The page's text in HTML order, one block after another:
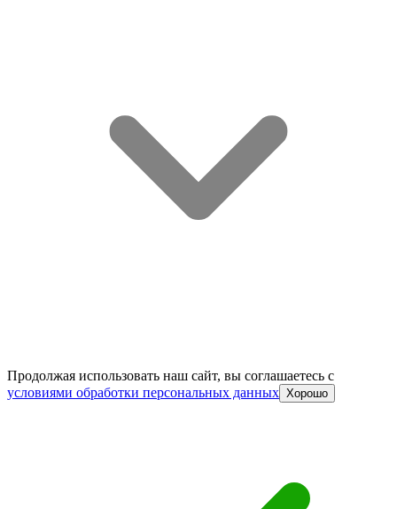
Продолжая использовать наш сайт, вы соглашаетесь c
условиями обработки персональных данных Хорошо